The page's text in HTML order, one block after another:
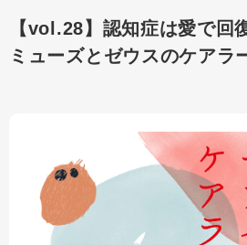
【vol.28】認知症は愛で
ミューズとゼウスのケアラ